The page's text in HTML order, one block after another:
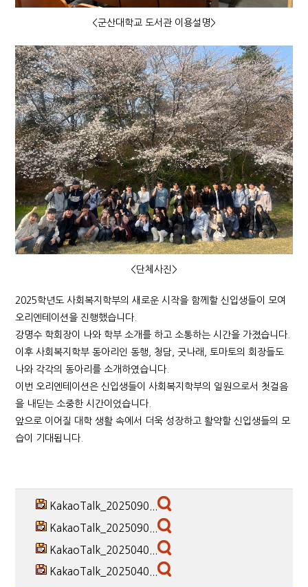
<군산대학교 도서관 이용설명>
<단체사진>
2025학년도 사회복지학부의 새로운 시작을 함께할 신입생들이 모여
오리엔테이션을 진행했습니다.
강명수 학회장이 나와 학부 소개를 하고 소통하는 시간을 가졌습니다.
이후 사회복지학부 동아리인 동행, 청담, 굿나래, 토마토의 회장들도
나와 각각의 동아리를 소개하였습니다.
이번 오리엔테이션은 신입생들이 사회복지학부의 일원으로서 첫걸음
을 내딛는 소중한 시간이었습니다.
앞으로 이어질 대학 생활 속에서 더욱 성장하고 활약할 신입생들의 모
습이 기대됩니다.
KakaoTalk_2025090...
KakaoTalk_2025090...
KakaoTalk_2025040...
KakaoTalk_2025040...